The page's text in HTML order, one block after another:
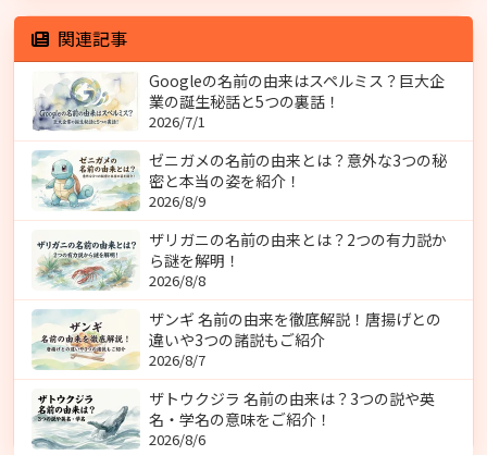
関連記事
Googleの名前の由来はスペルミス？巨大企
業の誕生秘話と5つの裏話！
2026/7/1
ゼニガメの名前の由来とは？意外な3つの秘
密と本当の姿を紹介！
2026/8/9
ザリガニの名前の由来とは？2つの有力説か
ら謎を解明！
2026/8/8
ザンギ 名前の由来を徹底解説！唐揚げとの
違いや3つの諸説もご紹介
2026/8/7
ザトウクジラ 名前の由来は？3つの説や英
名・学名の意味をご紹介！
2026/8/6